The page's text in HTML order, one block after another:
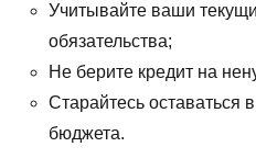
Учитывайте ваши
обязательства;
Не берите кредит на
Старайтесь оставаться
бюджета.